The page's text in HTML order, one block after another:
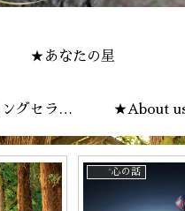
★あなたの星
グセラピ
込み
★About
心の話